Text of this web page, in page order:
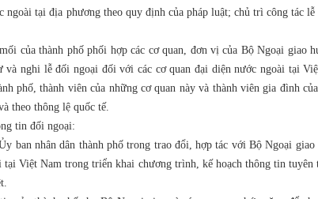
ngoài tại địa phương theo quy định của pháp luật; chủ trì công tác
của thành phố phối hợp các cơ quan, đơn vị của Bộ Ngoại giao
nghi lễ đối ngoại đối với các cơ quan đại diện nước ngoài tại
phố, thành viên của những cơ quan này và thành viên gia đình
theo thông lệ quốc tế.
tin đối ngoại:
ban nhân dân thành phố trong trao đổi, hợp tác với Bộ Ngoại
tại Việt Nam trong triển khai chương trình, kế hoạch thông tin tuyên